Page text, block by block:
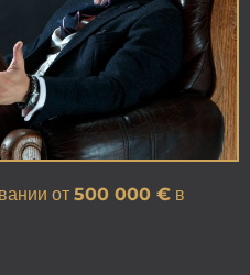
от 500 000 € в